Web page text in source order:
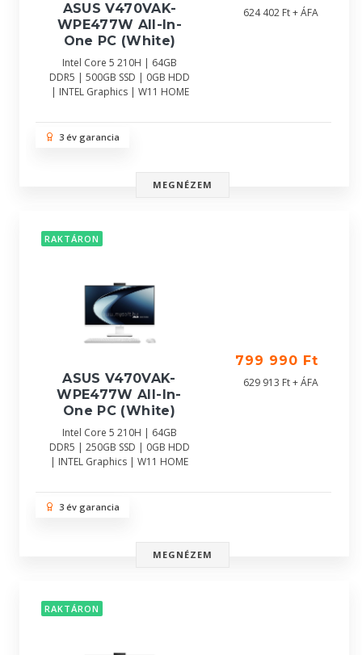
ASUS V470VAK-
WPE477W All-In-
One PC (White)
Intel Core 5 210H | 64GB
DDR5 | 500GB SSD | 0GB HDD
| INTEL Graphics | W11 HOME
624 402 Ft + ÁFA
3 év garancia
MEGNÉZEM
RAKTÁRON
ASUS V470VAK-
WPE477W All-In-
One PC (White)
Intel Core 5 210H | 64GB
DDR5 | 250GB SSD | 0GB HDD
| INTEL Graphics | W11 HOME
799 990 Ft
629 913 Ft + ÁFA
3 év garancia
MEGNÉZEM
RAKTÁRON